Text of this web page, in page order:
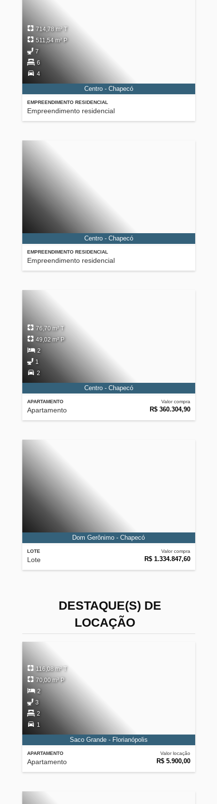
EMPREENDIMENTO RESIDENCIAL
Empreendimento residencial
714,78 m² T
511,54 m² P
7
6
4
Centro - Chapecó
EMPREENDIMENTO RESIDENCIAL
Empreendimento residencial
Centro - Chapecó
APARTAMENTO
Apartamento
Valor compra
R$ 360.304,90
76,70 m² T
49,02 m² P
2
1
2
Centro - Chapecó
LOTE
Lote
Valor compra
R$ 1.334.847,60
Dom Gerônimo - Chapecó
DESTAQUE(S) DE
LOCAÇÃO
APARTAMENTO
Apartamento
Valor locação
R$ 5.900,00
116,08 m² T
70,00 m² P
2
3
2
1
Saco Grande - Florianópolis